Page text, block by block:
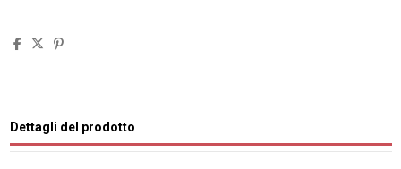
Dettagli del prodotto